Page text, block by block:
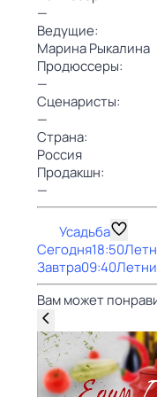
—
Ведущие:
Марина Рыкалина
Продюссеры:
—
Сценаристы:
—
Страна:
Россия
Продакшн:
—
Усадьба
Сегодня18:50
Завтра09:40
Вам может